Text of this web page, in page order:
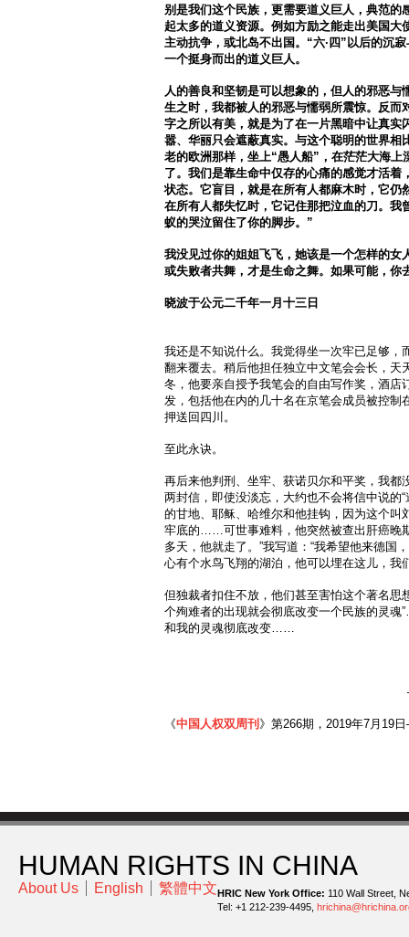
别是我们这个民族，更需要道义巨人，典范的
起太多的道义资源。例如方励之能走出美国大
主动抗争，或北岛不出国。“六·四”以后的沉
一个挺身而出的道义巨人。
人的善良和坚韧是可以想象的，但人的邪恶与
生之时，我都被人的邪恶与懦弱所震惊。反而
字之所以有美，就是为了在一片黑暗中让真实
嚣、华丽只会遮蔽真实。与这个聪明的世界相
老的欧洲那样，坐上“愚人船”，在茫茫大海上
了。我们是靠生命中仅存的心痛的感觉才活着
状态。它盲目，就是在所有人都麻木时，它仍
在所有人都失忆时，它记住那把泣血的刀。我
蚁的哭泣留住了你的脚步。”
我没见过你的姐姐飞飞，她该是一个怎样的女
或失败者共舞，才是生命之舞。如果可能，你
晓波于公元二千年一月十三日
我还是不知说什么。我觉得坐一次牢已足够，
翻来覆去。稍后他担任独立中文笔会会长，天
冬，他要亲自授予我笔会的自由写作奖，酒店
发，包括他在内的几十名在京笔会成员被控制
押送回四川。
至此永诀。
再后来他判刑、坐牢、获诺贝尔和平奖，我都
两封信，即使没淡忘，大约也不会将信中说的
的甘地、耶稣、哈维尔和他挂钩，因为这个叫
牢底的……可世事难料，他突然被查出肝癌晚
多天，他就走了。”我写道：“我希望他来德国
心有个水鸟飞翔的湖泊，他可以埋在这儿，
但独裁者扣住不放，他们甚至害怕这个著名思
个殉难者的出现就会彻底改变一个民族的灵
和我的灵魂彻底改变……
《中国人权双周刊 》第266期，2019年7月19
HUMAN RIGHTS IN CHINA
About Us English 繁體中文HRIC New York Office: 110 Wall Street,
Tel: +1 212-239-4495,